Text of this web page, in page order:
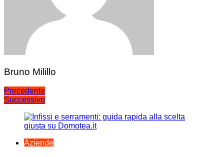
Bruno Milillo
Navigazione
articoli
Precedente
Successivo
Aziende